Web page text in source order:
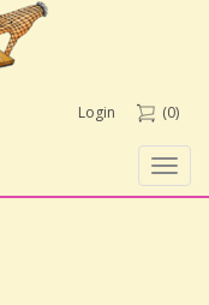
Login (0)